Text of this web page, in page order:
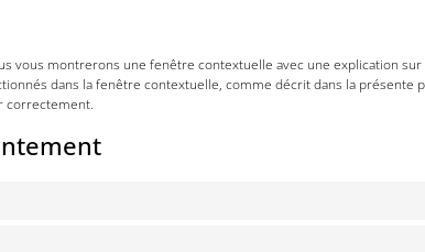
vous montrerons une fenêtre contextuelle avec une explication
dans la fenêtre contextuelle, comme décrit dans la
correctement.